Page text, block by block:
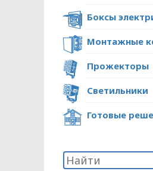
Боксы
Монтажные
Прожекторы
Светильники
Готовые